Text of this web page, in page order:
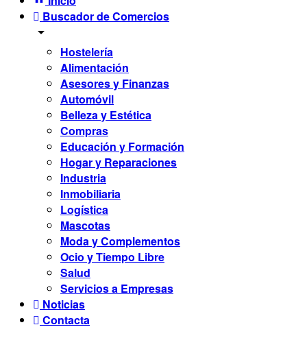
Buscador de Comercios
Hostelería
Alimentación
Asesores y Finanzas
Automóvil
Belleza y Estética
Compras
Educación y Formación
Hogar y Reparaciones
Industria
Inmobiliaria
Logística
Mascotas
Moda y Complementos
Ocio y Tiempo Libre
Salud
Servicios a Empresas
Noticias
Contacta